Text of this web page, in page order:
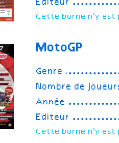
Editeur
Cette borne n'y est
MotoGP
Genre
Nombre de
Année
Editeur
Cette borne n'y est